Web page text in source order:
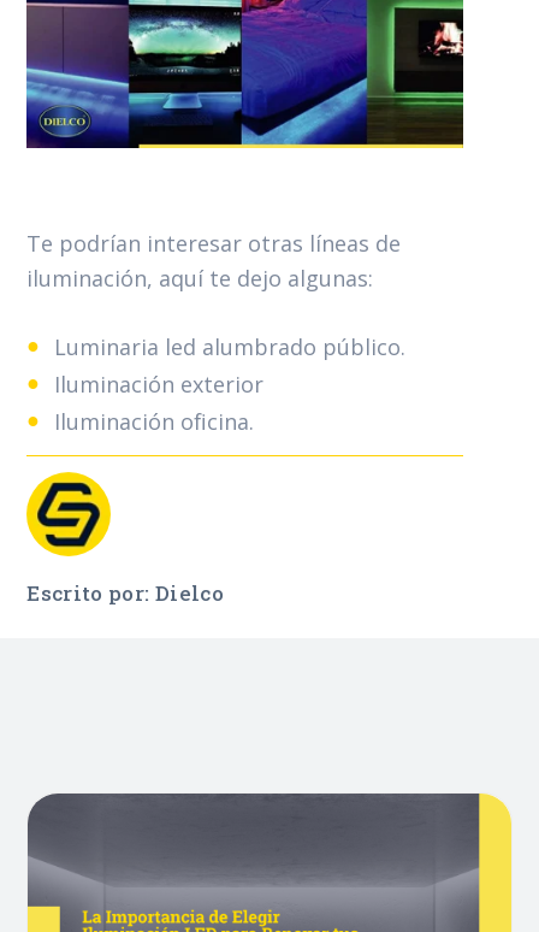
Te podrían interesar otras líneas de
iluminación, aquí te dejo algunas:
Luminaria led alumbrado público.
Iluminación exterior
Iluminación oficina.
Escrito por: Dielco